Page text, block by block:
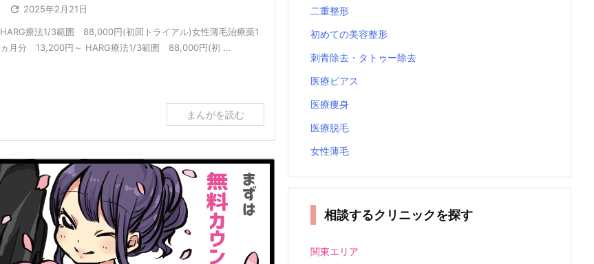
 2025年2月21日
HARG療法1/3範囲 88,000円(初回トライアル)女性薄毛治療薬1
ヵ月分 13,200円～ HARG療法1/3範囲 88,000円(初 ...
まんがを読む
二重整形
初めての美容整形
刺青除去・タトゥー除去
医療ピアス
医療痩身
医療脱毛
女性薄毛
相談するクリニックを探す
関東エリア